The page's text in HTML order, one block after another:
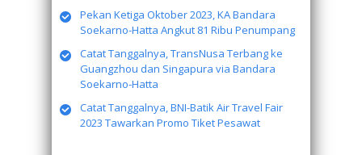
Pekan Ketiga Oktober 2023, KA Bandara
Soekarno-Hatta Angkut 81 Ribu Penumpang
Catat Tanggalnya, TransNusa Terbang ke
Guangzhou dan Singapura via Bandara
Soekarno-Hatta
Catat Tanggalnya, BNI-Batik Air Travel Fair
2023 Tawarkan Promo Tiket Pesawat